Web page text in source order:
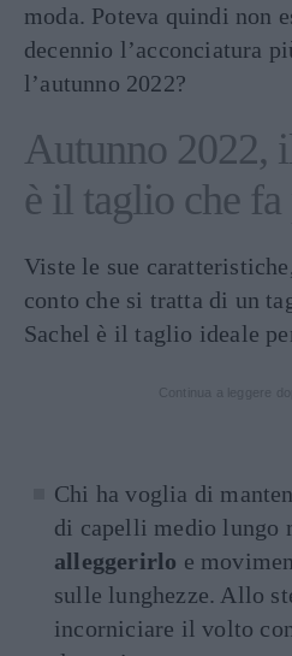
moda. Poteva quindi non
decennio l’acconciatura
l’autunno 2022?
Autunno 2022,
è il taglio che fa
Viste le sue
conto che si tratta di un
Sachel è il taglio ideale
Chi ha voglia di
di capelli medio lungo
alleggerirlo e
sulle lunghezze. Allo
incorniciare il volto